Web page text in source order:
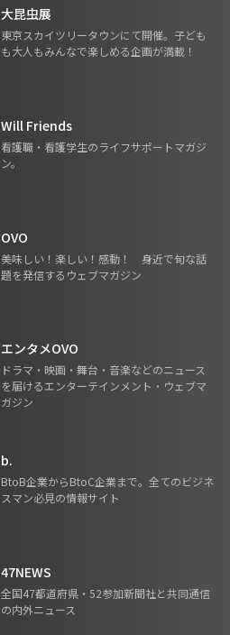
大昆虫展
東京スカイツリータウンにて開催。子ども
も大人もみんなで楽しめる企画が満載！
Will Friends
看護職・看護学生のライフサポートマガジ
ン。
OVO
美味しい！楽しい！感動！ 身近で旬な話
題を発信するウェブマガジン
エンタメOVO
ドラマ・映画・舞台・音楽などのニュース
を届けるエンターテインメント・ウェブマ
ガジン
b.
BtoB企業からBtoC企業まで。全てのビジネ
スマン必見の情報サイト
47NEWS
全国47都道府県・52参加新聞社と共同通信
の内外ニュース